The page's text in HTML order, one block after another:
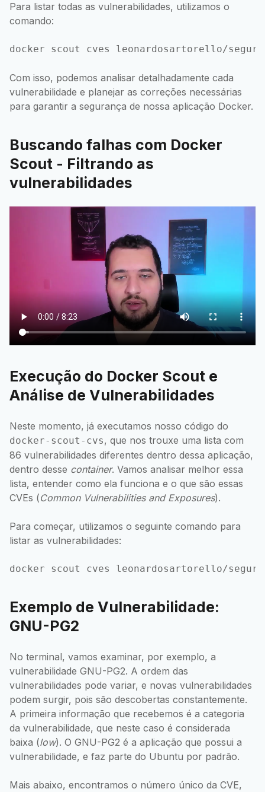
Para listar todas as vulnerabilidades, utilizamos o
comando:
Com isso, podemos analisar detalhadamente cada
vulnerabilidade e planejar as correções necessárias
para garantir a segurança de nossa aplicação Docker.
Buscando falhas com Docker
Scout - Filtrando as
vulnerabilidades
Execução do Docker Scout e
Análise de Vulnerabilidades
Neste momento, já executamos nosso código do
docker-scout-cvs, que nos trouxe uma lista com
86 vulnerabilidades diferentes dentro dessa aplicação,
dentro desse container. Vamos analisar melhor essa
lista, entender como ela funciona e o que são essas
CVEs (Common Vulnerabilities and Exposures).
Para começar, utilizamos o seguinte comando para
listar as vulnerabilidades:
Exemplo de Vulnerabilidade:
GNU-PG2
No terminal, vamos examinar, por exemplo, a
vulnerabilidade GNU-PG2. A ordem das
vulnerabilidades pode variar, e novas vulnerabilidades
podem surgir, pois são descobertas constantemente.
A primeira informação que recebemos é a categoria
da vulnerabilidade, que neste caso é considerada
baixa (low). O GNU-PG2 é a aplicação que possui a
vulnerabilidade, e faz parte do Ubuntu por padrão.
Mais abaixo, encontramos o número único da CVE,